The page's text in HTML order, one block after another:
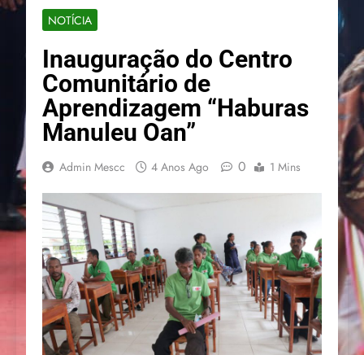
NOTÍCIA
Inauguração do Centro
Comunitário de
Aprendizagem “Haburas
Manuleu Oan”
Admin Mescc 4 Anos Ago 0 1 Mins